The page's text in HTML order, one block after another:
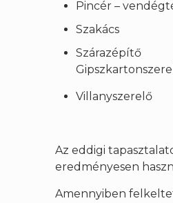
Pincér –
Szakács
Szárazépítő
Villanyszerelő
Az eddigi
eredményesen
Amennyiben